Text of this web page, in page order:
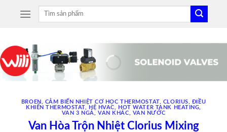
Tìm
BROEN CẢM BIẾN NHIỆT CƠ HỌC THERMOSTAT, CLORIUS
ĐIỀU
KHIỂN THERMOSTAT, HỆ HVAC HOT WATER TANK HEATING
VAN 3 NGẢ ,VAN KHÁC VAN NƯỚC
Van Hòa Trộn Nhiệt Clorius Mixing